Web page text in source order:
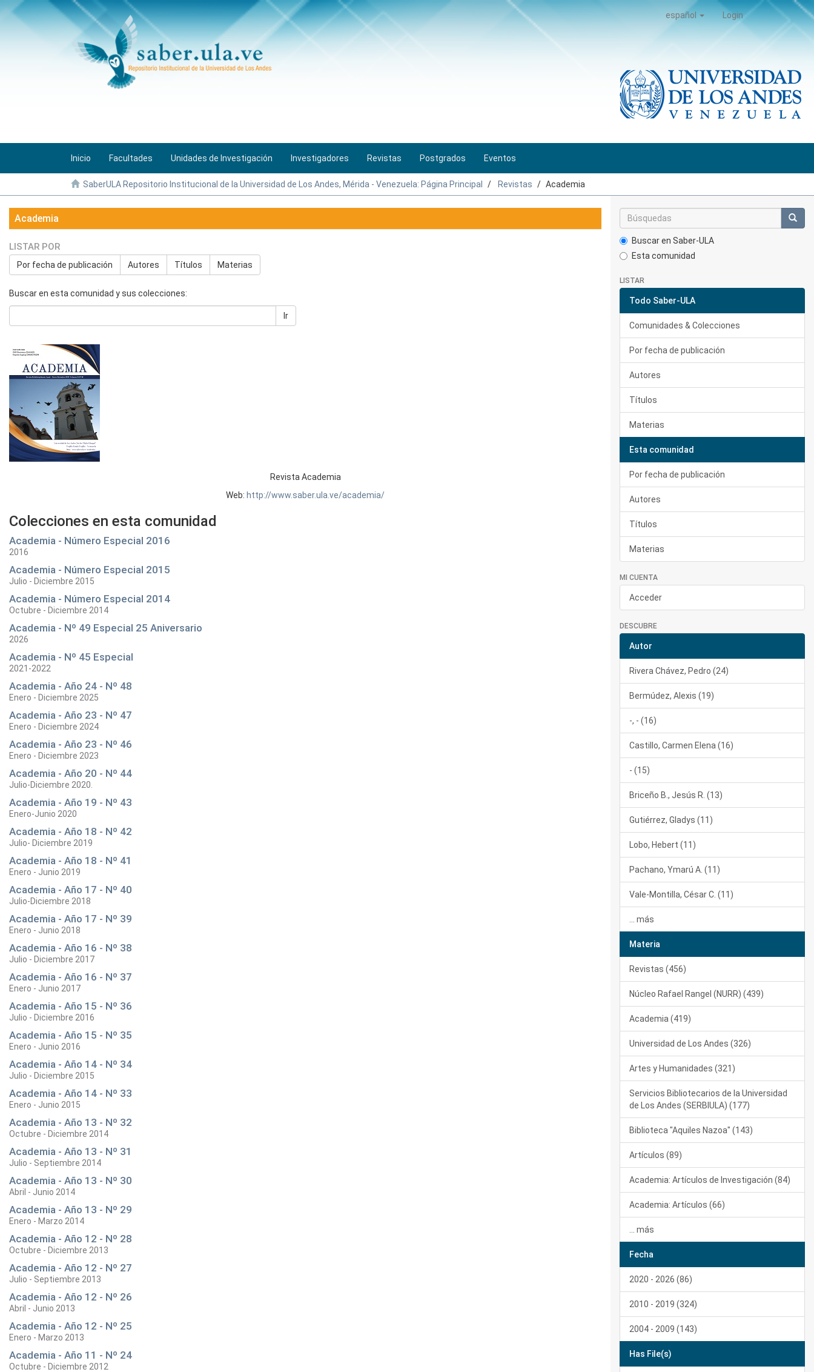
español Login
Inicio Facultades Unidades de Investigación Investigadores Revistas Postgrados Eventos
SaberULA Repositorio Institucional de la Universidad de Los Andes, Mérida - Venezuela: Página Principal Revistas Academia
Academia
LISTAR POR
Por fecha de publicación Autores Títulos Materias
Buscar en esta comunidad y sus colecciones:
Ir
Revista Academia
Web: http://www.saber.ula.ve/academia/
Colecciones en esta comunidad
Academia - Número Especial 2016
2016
Academia - Número Especial 2015
Julio - Diciembre 2015
Academia - Número Especial 2014
Octubre - Diciembre 2014
Academia - Nº 49 Especial 25 Aniversario
2026
Academia - Nº 45 Especial
2021-2022
Academia - Año 24 - Nº 48
Enero - Diciembre 2025
Academia - Año 23 - Nº 47
Enero - Diciembre 2024
Academia - Año 23 - Nº 46
Enero - Diciembre 2023
Academia - Año 20 - Nº 44
Julio-Diciembre 2020.
Academia - Año 19 - Nº 43
Enero-Junio 2020
Academia - Año 18 - Nº 42
Julio- Diciembre 2019
Academia - Año 18 - Nº 41
Enero - Junio 2019
Academia - Año 17 - Nº 40
Julio-Diciembre 2018
Academia - Año 17 - Nº 39
Enero - Junio 2018
Academia - Año 16 - Nº 38
Julio - Diciembre 2017
Academia - Año 16 - Nº 37
Enero - Junio 2017
Academia - Año 15 - Nº 36
Julio - Diciembre 2016
Academia - Año 15 - Nº 35
Enero - Junio 2016
Academia - Año 14 - Nº 34
Julio - Diciembre 2015
Academia - Año 14 - Nº 33
Enero - Junio 2015
Academia - Año 13 - Nº 32
Octubre - Diciembre 2014
Academia - Año 13 - Nº 31
Julio - Septiembre 2014
Academia - Año 13 - Nº 30
Abril - Junio 2014
Academia - Año 13 - Nº 29
Enero - Marzo 2014
Academia - Año 12 - Nº 28
Octubre - Diciembre 2013
Academia - Año 12 - Nº 27
Julio - Septiembre 2013
Academia - Año 12 - Nº 26
Abril - Junio 2013
Academia - Año 12 - Nº 25
Enero - Marzo 2013
Academia - Año 11 - Nº 24
Octubre - Diciembre 2012
Buscar en Saber-ULA
Esta comunidad
LISTAR
Todo Saber-ULA
Comunidades & Colecciones
Por fecha de publicación
Autores
Títulos
Materias
Esta comunidad
Por fecha de publicación
Autores
Títulos
Materias
MI CUENTA
Acceder
DESCUBRE
Autor
Rivera Chávez, Pedro (24)
Bermúdez, Alexis (19)
-, - (16)
Castillo, Carmen Elena (16)
- (15)
Briceño B., Jesús R. (13)
Gutiérrez, Gladys (11)
Lobo, Hebert (11)
Pachano, Ymarú A. (11)
Vale-Montilla, César C. (11)
... más
Materia
Revistas (456)
Núcleo Rafael Rangel (NURR) (439)
Academia (419)
Universidad de Los Andes (326)
Artes y Humanidades (321)
Servicios Bibliotecarios de la Universidad
de Los Andes (SERBIULA) (177)
Biblioteca "Aquiles Nazoa" (143)
Artículos (89)
Academia: Artículos de Investigación (84)
Academia: Artículos (66)
... más
Fecha
2020 - 2026 (86)
2010 - 2019 (324)
2004 - 2009 (143)
Has File(s)